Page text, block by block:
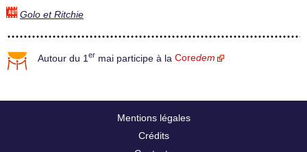
Golo et Ritchie
Autour du 1 er mai participe à la Coredem
Mentions légales
Crédits